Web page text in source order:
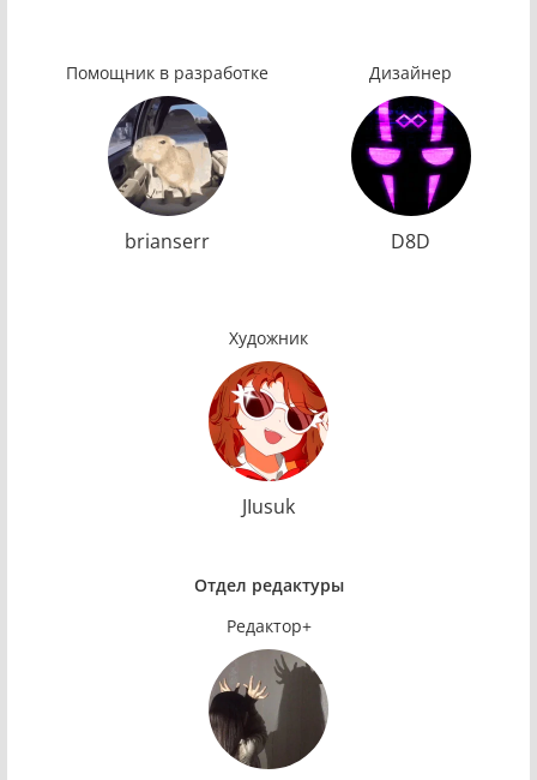
Помощник в разработке
brianserr
Дизайнер
D8D
Художник
JIusuk
Отдел редактуры
Редактор+